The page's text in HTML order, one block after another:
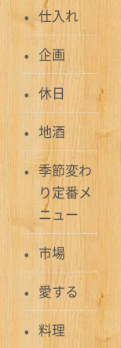
仕入れ
企画
休日
地酒
季節変わ
り定番メ
ニュー
市場
愛する
料理